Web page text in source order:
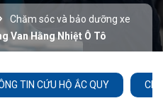
Chăm sóc và bảo dưỡng xe
Van Hằng Nhiệt Ô Tô
TIN CỨU HỘ ẮC QUY